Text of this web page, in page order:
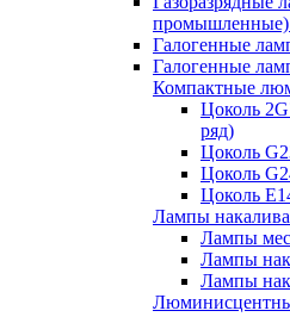
Галогенные
Галогенные
Компактные
Цоколь
ряд)
Цоколь
Цоколь
Цоколь
Лампы
Лампы
Лампы
Лампы